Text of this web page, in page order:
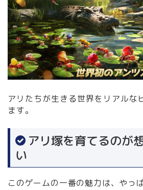
アリたちが生きる世界をリアルな
ます。
アリ塚を育てるのが
い
このゲームの一番の魅力は、やっ